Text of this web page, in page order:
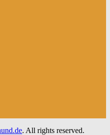
. All rights reserved.